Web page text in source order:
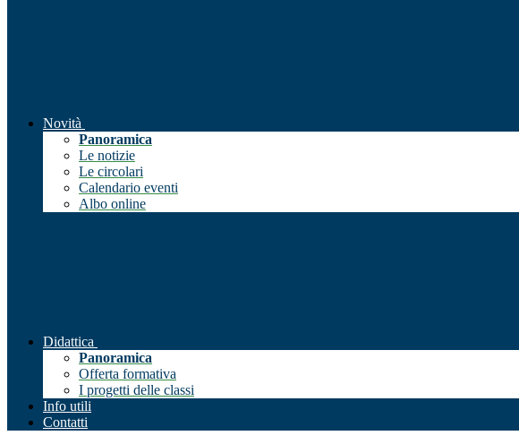
Novità
Panoramica
Le notizie
Le circolari
Calendario eventi
Albo online
Didattica
Panoramica
Offerta formativa
I progetti delle classi
Info utili
Contatti